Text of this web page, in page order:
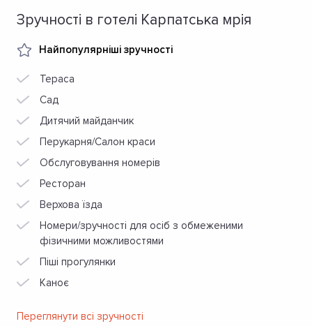
Зручності в готелі Карпатська мрія
Найпопулярніші зручності
Тераса
Сад
Дитячий майданчик
Перукарня/Салон краси
Обслуговування номерів
Ресторан
Верхова їзда
Номери/зручності для осіб з обмеженими
фізичними можливостями
Піші прогулянки
Каноє
Переглянути всі зручності